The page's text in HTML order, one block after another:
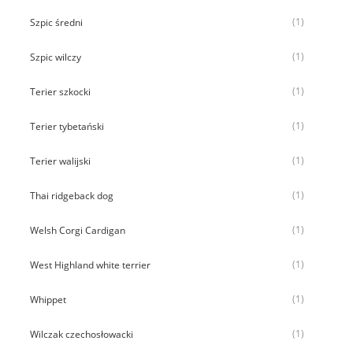
Szpic średni (1)
Szpic wilczy (1)
Terier szkocki (1)
Terier tybetański (1)
Terier walijski (1)
Thai ridgeback dog (1)
Welsh Corgi Cardigan (1)
West Highland white terrier (1)
Whippet (1)
Wilczak czechosłowacki (1)